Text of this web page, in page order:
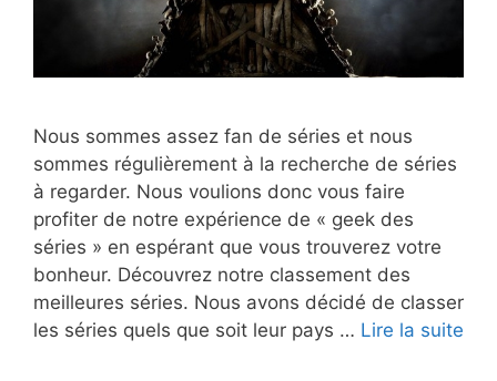
Nous sommes assez fan de séries et nous
sommes régulièrement à la recherche de séries
à regarder. Nous voulions donc vous faire
profiter de notre expérience de « geek des
séries » en espérant que vous trouverez votre
bonheur. Découvrez notre classement des
meilleures séries. Nous avons décidé de classer
les séries quels que soit leur pays … Lire la suite